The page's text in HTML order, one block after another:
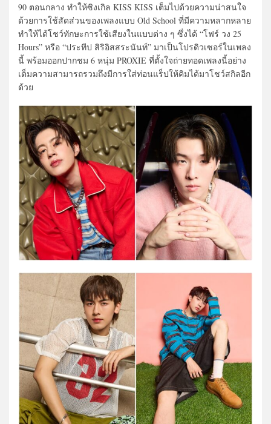
90 ตอนกลาง ทำให้ซิงเกิล KISS KISS เต็มไปด้วยความน่าสนใจ
ด้วยการใช้สัดส่วนของเพลงแบบ Old School ที่มีความหลากหลาย
ทำให้ได้โชว์ทักษะการใช้เสียงในแบบต่าง ๆ ซึ่งได้ “โฟร์ วง 25
Hours” หรือ “ประทีป สิริอิสสระนันท์” มาเป็นโปรดิวเซอร์ในเพลง
นี้ พร้อมออกปากชม 6 หนุ่ม PROXIE ที่ตั้งใจถ่ายทอดเพลงนี้อย่าง
เต็มความสามารถรวมถึงมีการใส่ท่อนแร็ปให้คิมได้มาโชว์สกิลอีก
ด้วย